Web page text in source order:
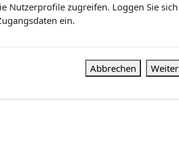
Nutzerprofile zugreifen. Loggen Sie sich
ein.
Abbrechen Weiter